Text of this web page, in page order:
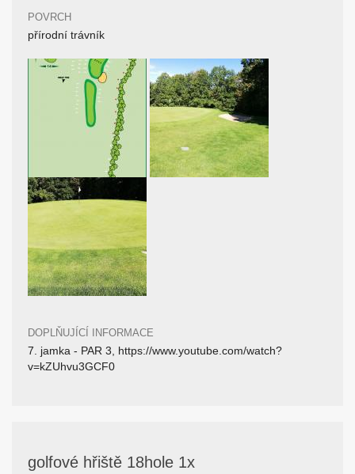
POVRCH
přírodní trávník
DOPLŇUJÍCÍ INFORMACE
7. jamka - PAR 3, https://www.youtube.com/watch?
v=kZUhvu3GCF0
golfové hřiště 18hole 1x